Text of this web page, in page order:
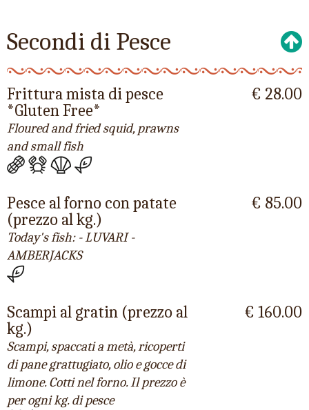
Secondi di Pesce
Frittura mista di pesce
*Gluten Free*
Floured and fried squid, prawns
and small fish
€ 28.00
Pesce al forno con patate
(prezzo al kg.)
Today's fish: - LUVARI -
AMBERJACKS
€ 85.00
Scampi al gratin (prezzo al
kg.)
Scampi, spaccati a metà, ricoperti
di pane grattugiato, olio e gocce di
limone. Cotti nel forno. Il prezzo è
per ogni kg. di pesce
€ 160.00